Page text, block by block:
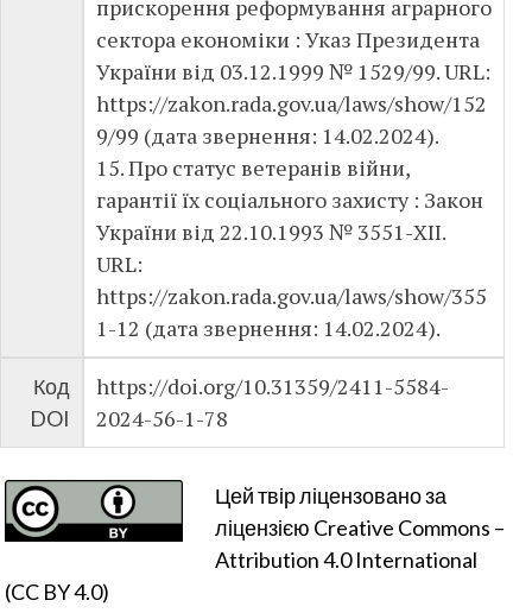
прискорення реформування аграрного
сектора економіки : Указ Президента
України від 03.12.1999 № 1529/99. URL:
https://zakon.rada.gov.ua/laws/show/152
9/99 (дата звернення: 14.02.2024).
15. Про статус ветеранів війни,
гарантії їх соціального захисту : Закон
України від 22.10.1993 № 3551-XII.
URL:
https://zakon.rada.gov.ua/laws/show/355
1-12 (дата звернення: 14.02.2024).
Код
DOI
https://doi.org/10.31359/2411-5584-
2024-56-1-78
Цей твір ліцензовано за
ліцензією Creative Commons –
Attribution 4.0 International
(CC BY 4.0)